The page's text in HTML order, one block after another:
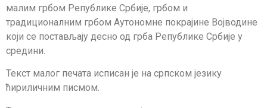
малим грбом Републике Србије, грбом и
традиционалним грбом Аутономне покрајине Војводине
који се постављају десно од грба Републике Србије у
средини.
Текст малог печата исписан је на српском језику
ћириличним писмом.